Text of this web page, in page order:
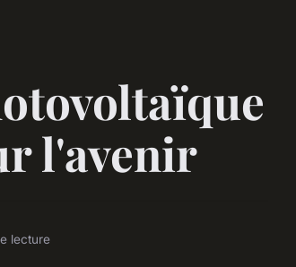
l'avenir
lecture